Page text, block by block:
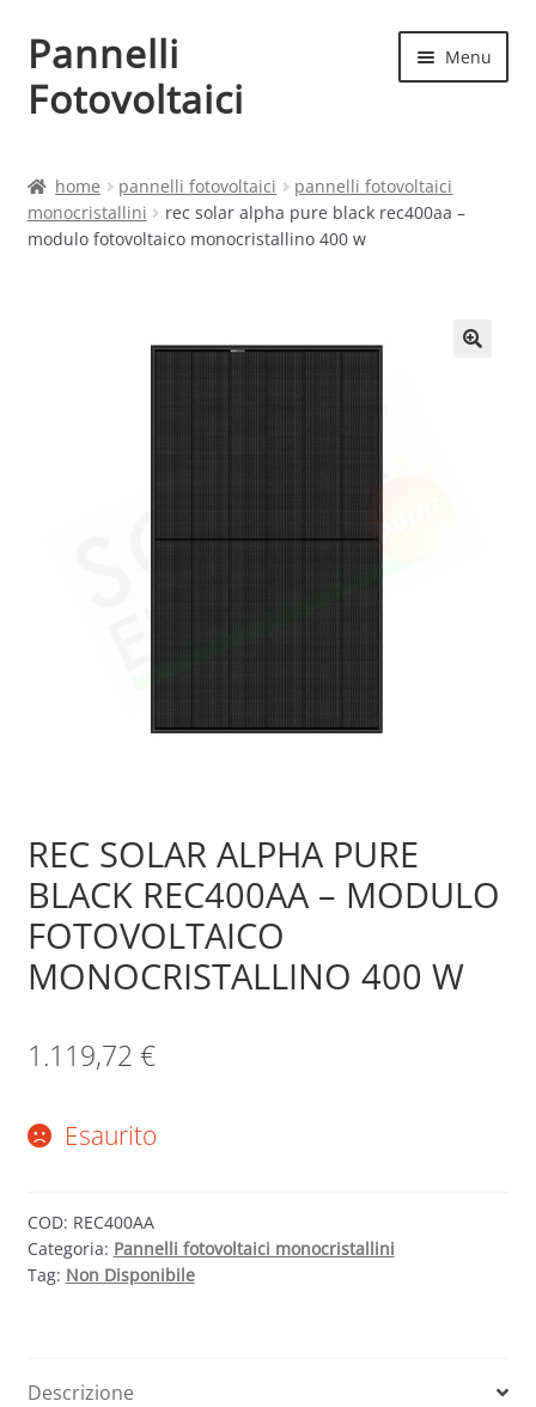
Vai
alla
navigazione
Vai
al
contenuto
Pannelli
Fotovoltaici
Menu
Cart
home pannelli fotovoltaici
pannelli fotovoltaici
monocristallini
rec solar alpha pure black rec400aa –
modulo fotovoltaico monocristallino 400 w
REC SOLAR ALPHA PURE
BLACK REC400AA – MODULO
FOTOVOLTAICO
MONOCRISTALLINO 400 W
1.119,72 €
Esaurito
COD: REC400AA
Categoria: Pannelli fotovoltaici monocristallini
Tag: Non Disponibile
Descrizione